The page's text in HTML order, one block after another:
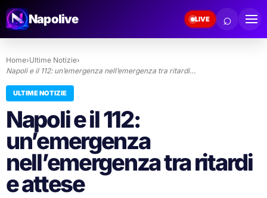
Napolive LIVE ⌕
Home›Ultime Notizie›
Napoli e il 112: un’emergenza nell’emergenza tra ritardi…
ULTIME NOTIZIE
Napoli e il 112:
un’emergenza
nell’emergenza tra ritardi
e attese